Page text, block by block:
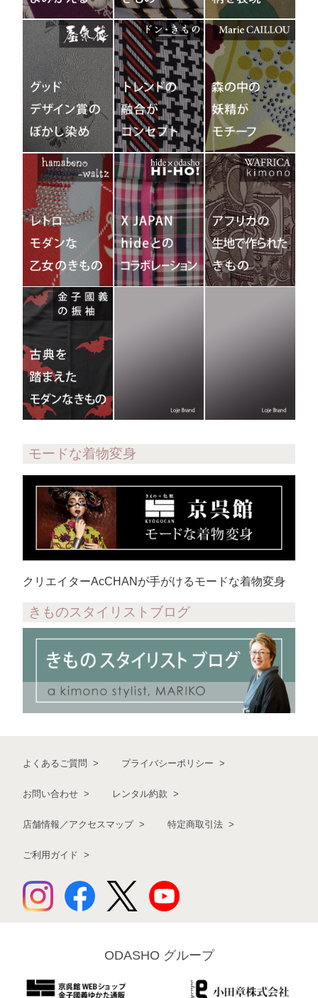
モードな着物変身
クリエイターAcCHANが手がけるモードな着物変身
きものスタイリストブログ
よくあるご質問 プライバシーポリシー
お問い合わせ レンタル約款
店舗情報／アクセスマップ 特定商取引法
ご利用ガイド
ODASHO グループ